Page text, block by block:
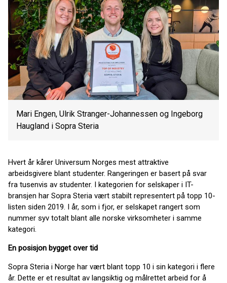
Mari Engen, Ulrik Stranger-Johannessen og Ingeborg
Haugland i Sopra Steria
Hvert år kårer Universum Norges mest attraktive
arbeidsgivere blant studenter. Rangeringen er basert på svar
fra tusenvis av studenter. I kategorien for selskaper i IT-
bransjen har Sopra Steria vært stabilt representert på topp 10-
listen siden 2019. I år, som i fjor, er selskapet rangert som
nummer syv totalt blant alle norske virksomheter i samme
kategori.
En posisjon bygget over tid
Sopra Steria i Norge har vært blant topp 10 i sin kategori i flere
år. Dette er et resultat av langsiktig og målrettet arbeid for å